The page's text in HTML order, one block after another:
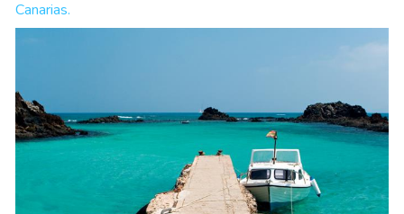
Canarias.